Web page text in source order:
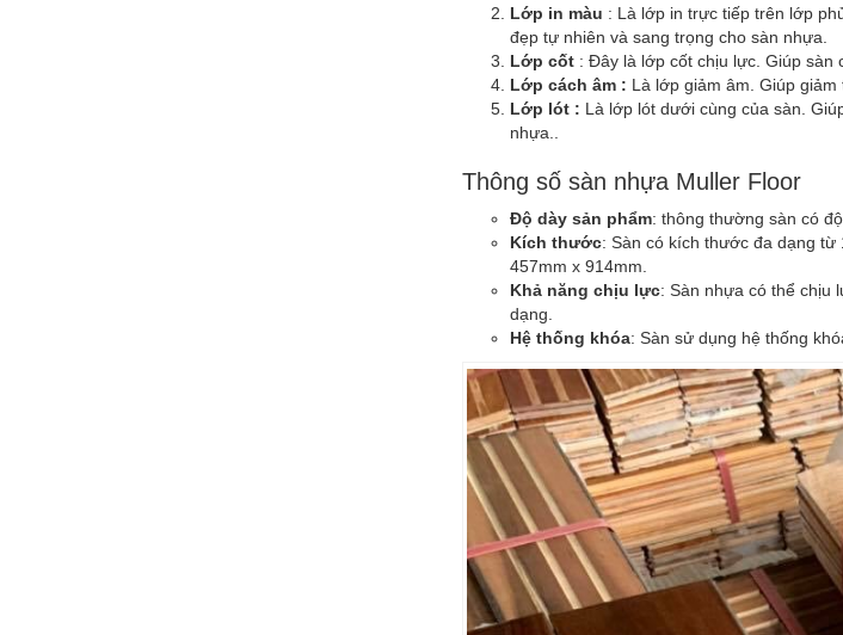
Lớp in màu : Là lớp in trực tiếp trên lớp
đẹp tự nhiên và sang trọng cho sàn nhựa.
Lớp cốt : Đây là lớp cốt chịu lực. Giúp sàn
Lớp cách âm : Là lớp giảm âm. Giúp
Lớp lót : Là lớp lót dưới cùng của sàn.
nhựa..
Thông số sàn nhựa Muller Floor
Độ dày sản phẩm: thông thường sàn có
Kích thước: Sàn có kích thước đa dạng từ
457mm x 914mm.
Khả năng chịu lực: Sàn nhựa có thể chịu
dạng.
Hệ thống khóa: Sàn sử dụng hệ thống